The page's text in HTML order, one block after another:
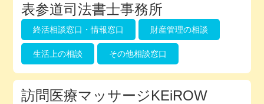
表参道司法書士事務所
終活相談窓口・情報窓口 財産管理の相談
生活上の相談 その他相談窓口
訪問医療マッサージKEiROW